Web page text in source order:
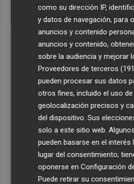
Moreno, Foyth, Comesaña, Ayoze,
Costa
Más problemas en el lateral
una lesión muscular
San Javier da viabilidad al nuevo
urbano y a un hotel de cuatro
324 habitaciones
Estos son los estrenos que abren
de la comedia 'El último mono' a
'La Patrulla Canina'
como su dirección IP,
y datos de navegación, para
anuncios y contenido
anuncios y contenido,
sobre la audiencia y mejorar
Proveedores de terceros
pueden procesar sus datos
otros fines, incluido el uso
geolocalización precisos y
del dispositivo. Sus
solo a este sitio web.
pueden basarse en el interés
lugar del consentimiento;
oponerse enConfiguración
Puede retirar su